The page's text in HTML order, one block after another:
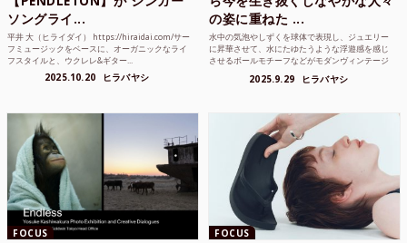
ソングライ...
平井 大（ヒライダイ） https://hiraidai.com/サー
フミュージックをベースに、オーガニックなライ
フスタイルと、ウクレレ&ギター...
2025.10.20 ヒラバヤシ
の姿に重ねた ...
水中の気泡やしずくを球体で表現し、ジュエリー
に昇華させて、水にたゆたうような浮遊感を感じ
させるボールモチーフなどがモダンヴィンテージ
2025.9.29 ヒラバヤシ
FOCUS FOCUS